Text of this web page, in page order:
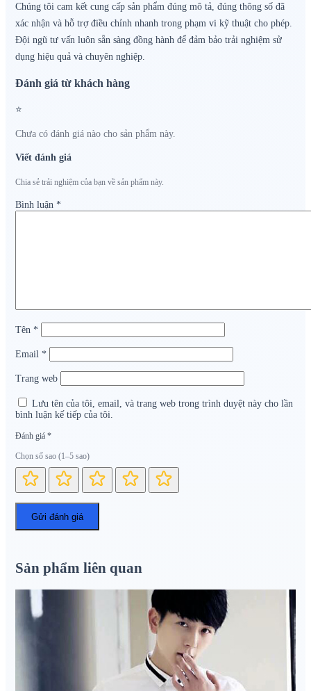
Chúng tôi cam kết cung cấp sản phẩm đúng mô tả, đúng thông số đã
xác nhận và hỗ trợ điều chỉnh nhanh trong phạm vi kỹ thuật cho phép.
Đội ngũ tư vấn luôn sẵn sàng đồng hành để đảm bảo trải nghiệm sử
dụng hiệu quả và chuyên nghiệp.
Đánh giá từ khách hàng
⭐
Chưa có đánh giá nào cho sản phẩm này.
Viết đánh giá
Chia sẻ trải nghiệm của bạn về sản phẩm này.
Bình luận *
Tên *
Email *
Trang web
Lưu tên của tôi, email, và trang web trong trình duyệt này cho lần
bình luận kế tiếp của tôi.
Đánh giá *
Chọn số sao (1–5 sao)
Sản phẩm liên quan